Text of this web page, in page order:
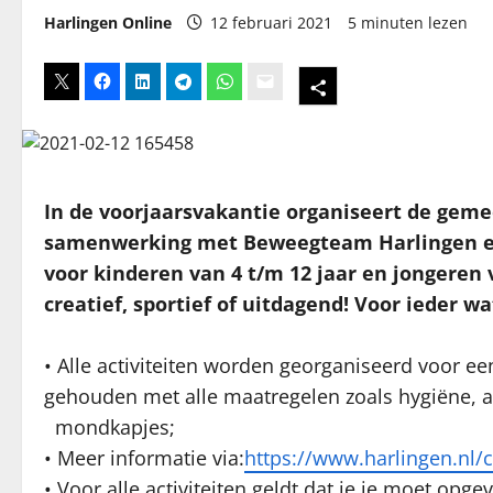
Harlingen Online 12 februari 2021 5 minuten lezen
In de voorjaarsvakantie organiseert de
samenwerking met Beweegteam Harlingen
voor kinderen van 4 t/m 12 jaar en
creatief, sportief of uitdagend! Voor ieder
• Alle activiteiten worden georganiseerd voor
gehouden met alle maatregelen zoals hygiëne,
mondkapjes;
• Meer informatie via:https://www.harlingen.nl/